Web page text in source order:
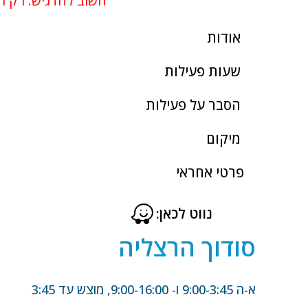
אודות
שעות פעילות
הסבר על פעילות
מיקום
פרטי אחראי
נווט לכאן:
סודוך הרצליה
א-ה 9:00-3:45 ו- 9:00-16:00, מוצש עד 3:45